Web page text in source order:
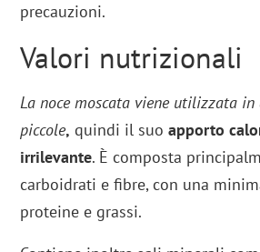
precauzioni.
Valori nutrizionali
La noce moscata viene utilizzata
piccole, quindi il suoapporto
irrilevante. È composta
carboidrati e fibre, con una
proteine e grassi.